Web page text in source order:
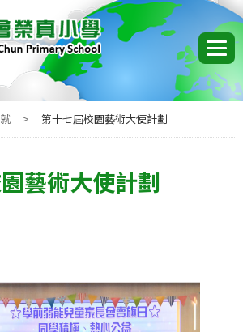
> 第十七屆校園藝術大使計劃
藝術大使計劃